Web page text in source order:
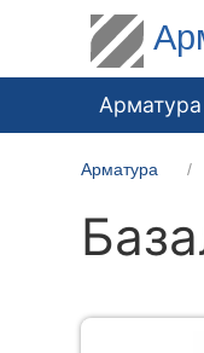
Арматура
Арматура